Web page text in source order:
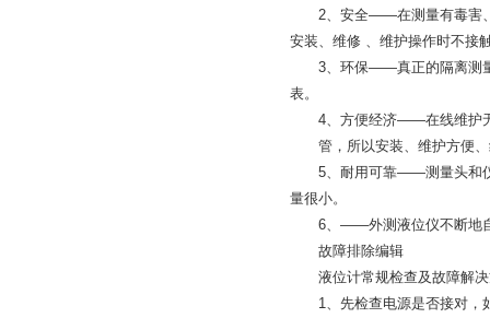
2、安全——在测量有毒害、
安装、维修 、维护操作时不接
3、环保——真正的隔离测量
表。
4、方便经济——在线维护无
管，所以安装、维护方便、
5、耐用可靠——测量头和仪
量很小。
6、——外测液位仪不断地自
故障排除编辑
液位计常规检查及故障解决
1、先检查电源是否接对，